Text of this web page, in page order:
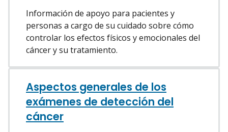
Información de apoyo para pacientes y
personas a cargo de su cuidado sobre cómo
controlar los efectos físicos y emocionales del
cáncer y su tratamiento.
Aspectos generales de los
exámenes de detección del
cáncer